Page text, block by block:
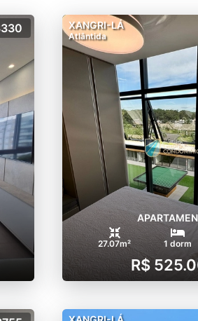
XANGRI-LÁ
Atlântida
27.07m² 1 dorm
R$